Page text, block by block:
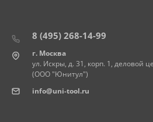
8 (495) 268-14-99
г. Москва
ул. Искры, д. 31, корп. 1, деловой
(ООО "Юнитул")
info@uni-tool.ru